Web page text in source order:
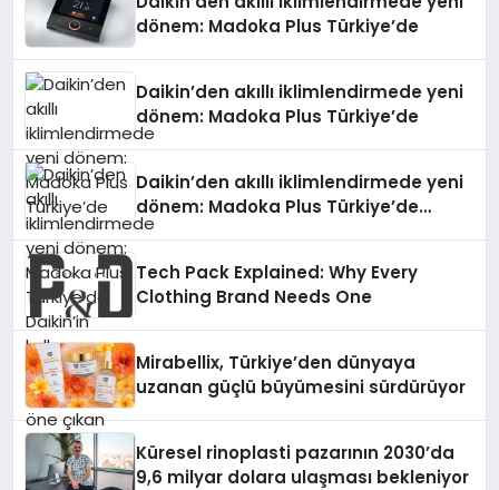
dönem: Madoka Plus Türkiye’de
Daikin’den akıllı iklimlendirmede yeni
dönem: Madoka Plus Türkiye’de
Daikin’den akıllı iklimlendirmede yeni
dönem: Madoka Plus Türkiye’de
Daikin’in kullanıcı dostu tasarımıyla
teknolojilerle donatılmış son modeli
VRV kontrol ünitesi Madoka Plus
Türkiye’de satışa sunuldu. Tam
dokunmatik ekranı, mobil uygulama
desteği ve akıllı sensör entegrasyonu
sayesinde iklimlendirme sistemlerinin
yönetimini daha kolay, konforlu ve
verimli hale getiriyor. Enerji
verimliliğini artırırken modern yaşam
Tech Pack Explained: Why Every
Clothing Brand Needs One
Mirabellix, Türkiye’den dünyaya
uzanan güçlü büyümesini sürdürüyor
Küresel rinoplasti pazarının 2030’da
9,6 milyar dolara ulaşması bekleniyor